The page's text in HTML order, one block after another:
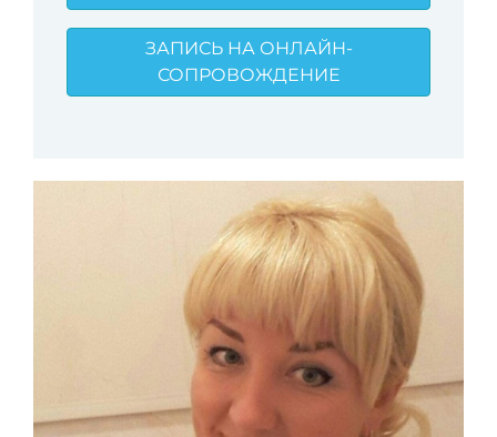
ЗАПИСЬ НА ОНЛАЙН-
СОПРОВОЖДЕНИЕ